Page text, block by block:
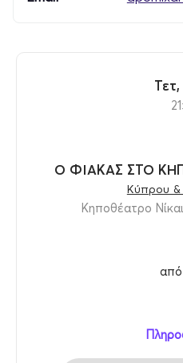
Ο ΦΙΑΚΑΣ ΣΤΟ
Κύπρου
Κηποθέατρο
από